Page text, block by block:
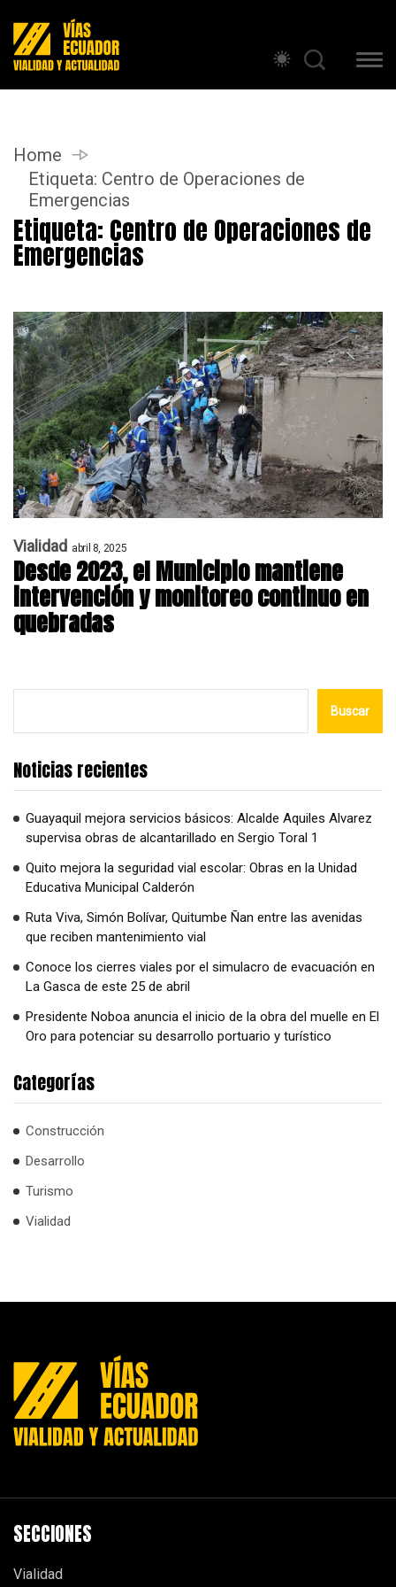
Home
Etiqueta: Centro de Operaciones de
Emergencias
Etiqueta: Centro de Operaciones de
Emergencias
Vialidad abril 8, 2025
Desde 2023, el Municipio mantiene
intervención y monitoreo continuo en
quebradas
Buscar
Noticias recientes
Guayaquil mejora servicios básicos: Alcalde Aquiles Alvarez
supervisa obras de alcantarillado en Sergio Toral 1
Quito mejora la seguridad vial escolar: Obras en la Unidad
Educativa Municipal Calderón
Ruta Viva, Simón Bolívar, Quitumbe Ñan entre las avenidas
que reciben mantenimiento vial
Conoce los cierres viales por el simulacro de evacuación en
La Gasca de este 25 de abril
Presidente Noboa anuncia el inicio de la obra del muelle en El
Oro para potenciar su desarrollo portuario y turístico
Categorías
Construcción
Desarrollo
Turismo
Vialidad
SECCIONES
Vialidad